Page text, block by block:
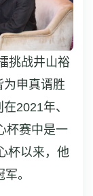
挑战井山裕
为申真谞胜
2021年、
杯赛中是一
杯以来，他
。